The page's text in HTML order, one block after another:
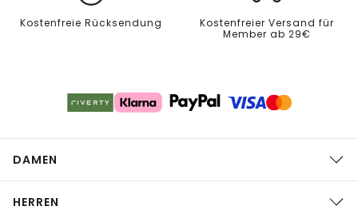
Kostenfreie Rücksendung
Kostenfreier Versand für
Member ab 29€
DAMEN
HERREN